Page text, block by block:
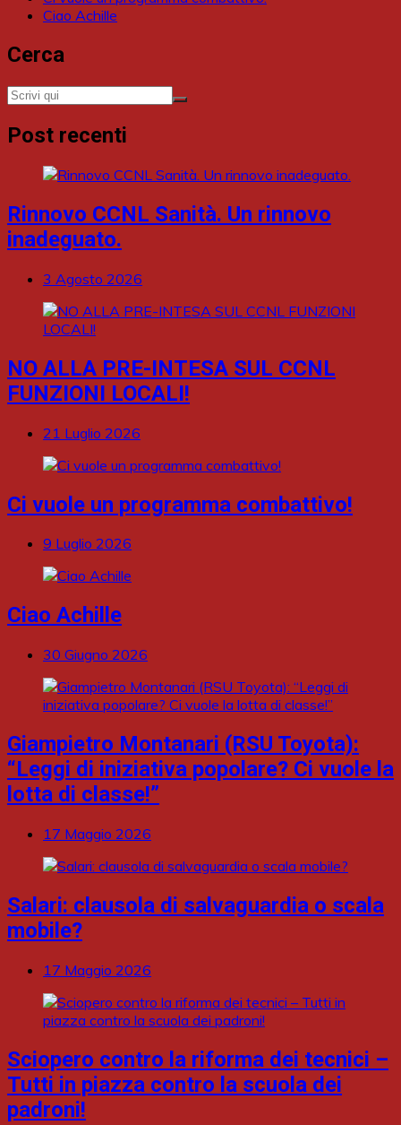
Ciao Achille
Cerca
Post recenti
Rinnovo CCNL Sanità. Un rinnovo
inadeguato.
3 Agosto 2026
NO ALLA PRE-INTESA SUL CCNL
FUNZIONI LOCALI!
21 Luglio 2026
Ci vuole un programma combattivo!
9 Luglio 2026
Ciao Achille
30 Giugno 2026
Giampietro Montanari (RSU Toyota):
“Leggi di iniziativa popolare? Ci vuole la
lotta di classe!”
17 Maggio 2026
Salari: clausola di salvaguardia o scala
mobile?
17 Maggio 2026
Sciopero contro la riforma dei tecnici –
Tutti in piazza contro la scuola dei
padroni!